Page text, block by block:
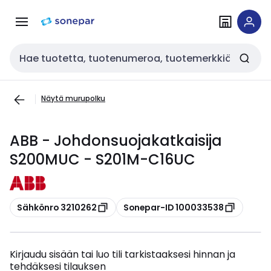
navigointiinsisältöön
Haku
Näytä murupolku
ABB - Johdonsuojakatkaisija
S200MUC - S201M-C16UC
Kopioi
Sähkönro 3210262 Kopioi
Sonepar-ID 100033538
Kirjaudu sisään tai luo tili tarkistaaksesi hinnan ja
tehdäksesi tilauksen